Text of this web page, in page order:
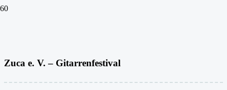
Zuca e. V. – Gitarrenfestival